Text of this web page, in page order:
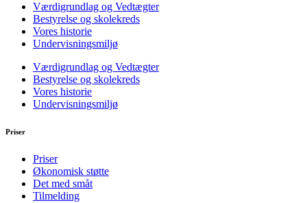
Værdigrundlag og Vedtægter
Bestyrelse og skolekreds
Vores historie
Undervisningsmiljø
Værdigrundlag og Vedtægter
Bestyrelse og skolekreds
Vores historie
Undervisningsmiljø
Priser
Priser
Økonomisk støtte
Det med småt
Tilmelding